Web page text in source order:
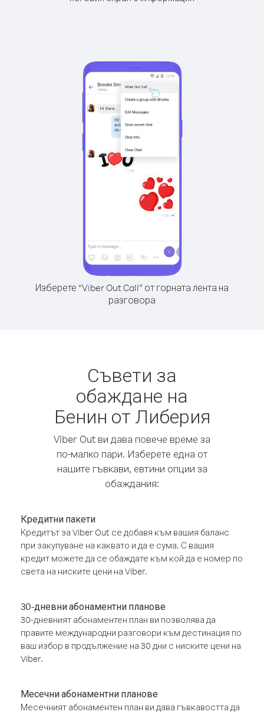
Изберете “Viber Out Call” от горната лента на
разговора
Съвети за
обаждане на
Бенин от Либерия
Viber Out ви дава повече време за
по-малко пари. Изберете една от
нашите гъвкави, евтини опции за
обаждания:
Кредитни пакети
Кредитът за Viber Out се добавя към вашия баланс
при закупуване на каквато и да е сума. С вашия
кредит можете да се обаждате към кой да е номер по
света на ниските цени на Viber.
30-дневни абонаментни планове
30-дневният абонаментен план ви позволява да
правите международни разговори към дестинация по
ваш избор в продължение на 30 дни с ниските цени на
Viber.
Месечни абонаментни планове
Месечният абонаментен план ви дава гъвкавостта да